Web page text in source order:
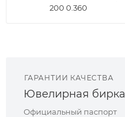
200 0.360
ГАРАНТИИ КАЧЕСТВА
Ювелирная бирка
Официальный паспорт